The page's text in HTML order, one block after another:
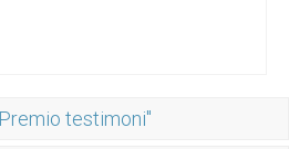
testimoni"